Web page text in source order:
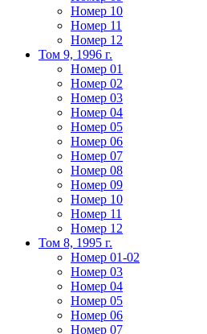
Номер 10
Номер 11
Номер 12
Том 9, 1996 г.
Номер 01
Номер 02
Номер 03
Номер 04
Номер 05
Номер 06
Номер 07
Номер 08
Номер 09
Номер 10
Номер 11
Номер 12
Том 8, 1995 г.
Номер 01-02
Номер 03
Номер 04
Номер 05
Номер 06
Номер 07